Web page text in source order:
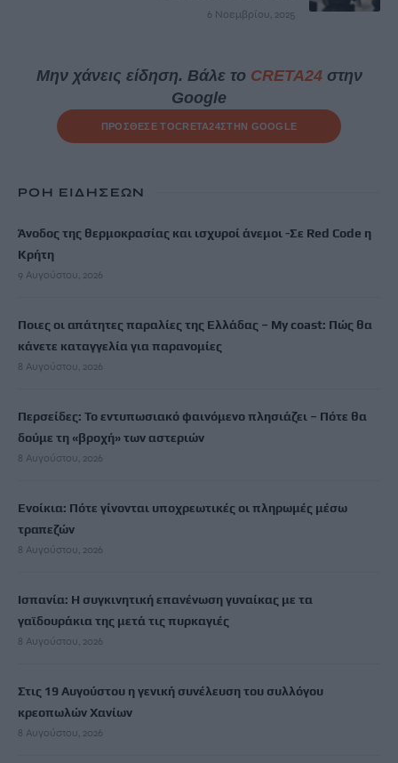
6 Νοεμβρίου, 2025
Μην χάνεις είδηση. Βάλε το CRETA24στην
Google
ΠΡΟΣΘΕΣΕ ΤΟCRETA24ΣΤΗΝ GOOGLE
ΡΟΗ ΕΙΔΗΣΕΩΝ
Άνοδος της θερμοκρασίας και ισχυροί άνεμοι -Σε Red Code η
Κρήτη
9 Αυγούστου, 2026
Ποιες οι απάτητες παραλίες της Ελλάδας – My coast: Πώς θα
κάνετε καταγγελία για παρανομίες
8 Αυγούστου, 2026
Περσείδες: Το εντυπωσιακό φαινόμενο πλησιάζει – Πότε θα
δούμε τη «βροχή» των αστεριών
8 Αυγούστου, 2026
Ενοίκια: Πότε γίνονται υποχρεωτικές οι πληρωμές μέσω
τραπεζών
8 Αυγούστου, 2026
Ισπανία: Η συγκινητική επανένωση γυναίκας με τα
γαϊδουράκια της μετά τις πυρκαγιές
8 Αυγούστου, 2026
Στις 19 Αυγούστου η γενική συνέλευση του συλλόγου
κρεοπωλών Χανίων
8 Αυγούστου, 2026